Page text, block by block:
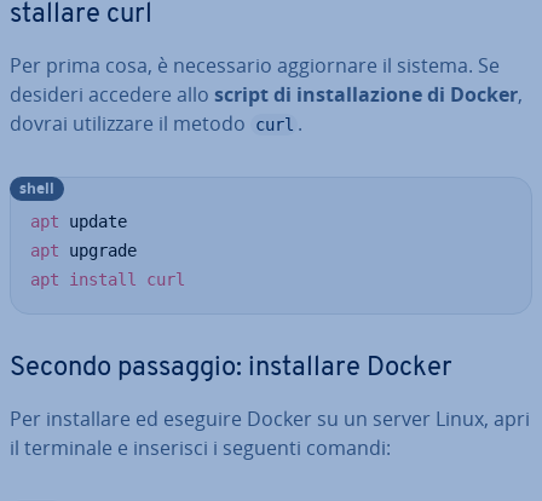
stal­la­re curl
Per prima cosa, è ne­ces­sa­rio ag­gior­na­re il sistema. Se
desideri accedere allo script di in­stal­la­zio­ne di Docker,
dovrai uti­liz­za­re il metodo
curl .
apt
apt
apt
install curl
shell
Secondo passaggio: in­stal­la­re Docker
Per in­stal­la­re ed eseguire Docker su un server Linux, apri
il terminale e inserisci i seguenti comandi: